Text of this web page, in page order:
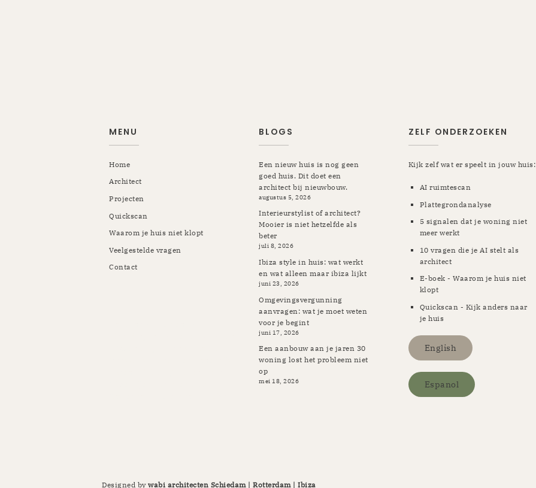
MENU
Home
Architect
Projecten
Quickscan
Waarom je huis niet klopt
Veelgestelde vragen
Contact
BLOGS
Een nieuw huis is nog geen
goed huis. Dit doet een
architect bij nieuwbouw.
augustus 5, 2026
Interieurstylist of architect?
Mooier is niet hetzelfde als
beter
juli 8, 2026
Ibiza style in huis: wat werkt
en wat alleen maar ibiza lijkt
juni 23, 2026
Omgevingsvergunning
aanvragen: wat je moet weten
voor je begint
juni 17, 2026
Een aanbouw aan je jaren 30
woning lost het probleem niet
op
mei 18, 2026
ZELF ONDERZOEKEN
Kijk zelf wat er speelt in jouw huis:
AI ruimtescan
Plattegrondanalyse
5 signalen dat je woning niet
meer werkt
10 vragen die je AI stelt als
architect
E-boek - Waarom je huis niet
klopt
Quickscan - Kijk anders naar
je huis
English
Espanol
Designed bywabi architecten Schiedam | Rotterdam | Ibiza